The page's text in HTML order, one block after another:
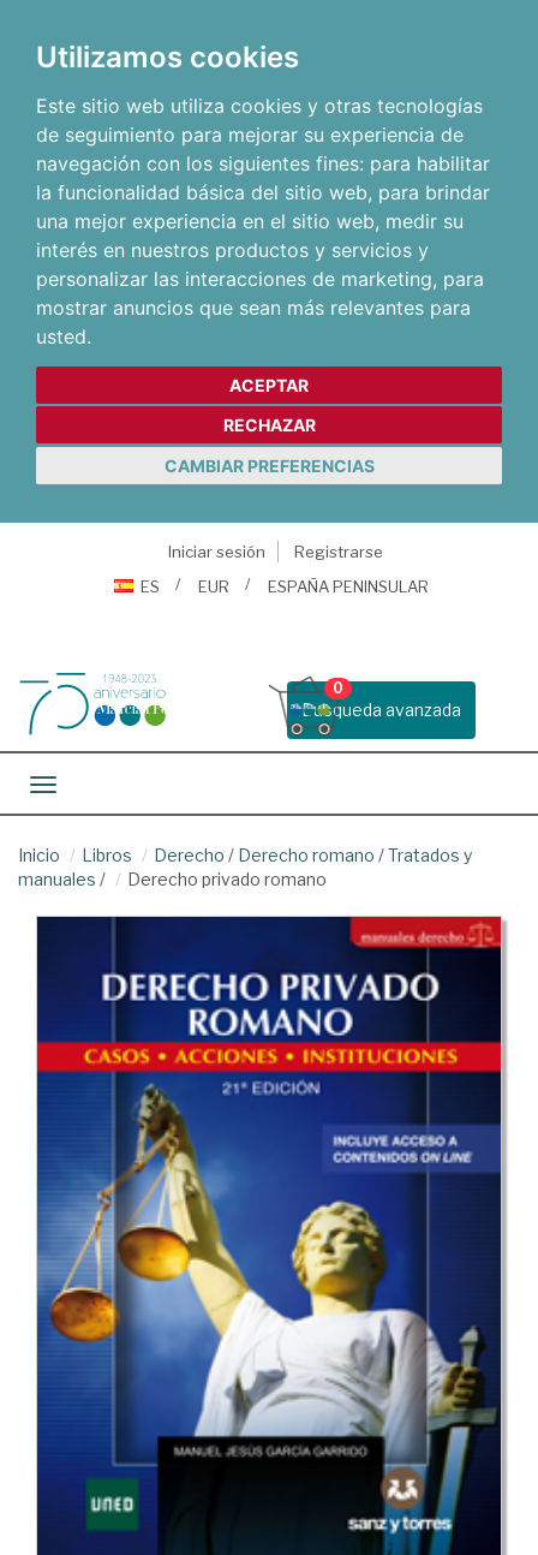
Utilizamos cookies
Este sitio web utiliza cookies y otras tecnologías
de seguimiento para mejorar su experiencia de
navegación con los siguientes fines: para habilitar
la funcionalidad básica del sitio web, para brindar
una mejor experiencia en el sitio web, medir su
interés en nuestros productos y servicios y
personalizar las interacciones de marketing, para
mostrar anuncios que sean más relevantes para
usted.
ACEPTAR
RECHAZAR
CAMBIAR PREFERENCIAS
Iniciar sesión
Registrarse
ES
EUR ESPAÑA PENINSULAR
Busqueda avanzada
0
Toggle navigation
Inicio Libros Derecho / Derecho romano /Tratados y
manuales / Derecho privado romano